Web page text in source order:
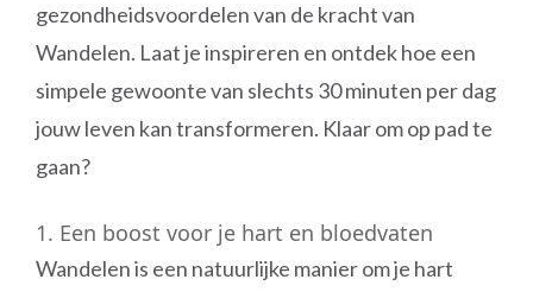
gezondheidsvoordelen van de kracht van
Wandelen. Laat je inspireren en ontdek hoe een
simpele gewoonte van slechts 30 minuten per dag
jouw leven kan transformeren. Klaar om op pad te
gaan?
1. Een boost voor je hart en bloedvaten
Wandelen is een natuurlijke manier om je hart